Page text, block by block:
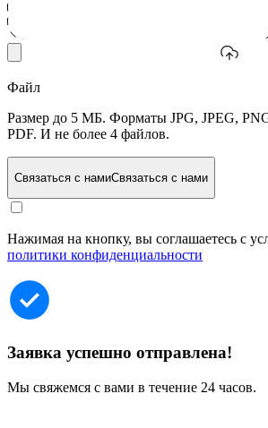
Файл
Размер до 5 МБ. Форматы JPG, JPEG,
PDF. И не более 4 файлов.
Связаться с намиСвязаться с нами
Нажимая на кнопку, вы соглашаетесь с
политики конфиденциальности
Заявка успешно отправлена!
Мы свяжемся с вами в течение 24 часов.